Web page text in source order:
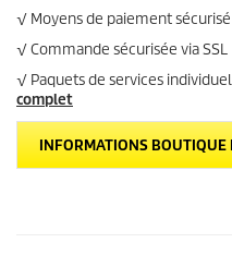
√ Moyens de paiement sécurisé
√ Commande sécurisée via SSL
√ Paquets de services
complet
INFORMATIONS BOUTIQUE